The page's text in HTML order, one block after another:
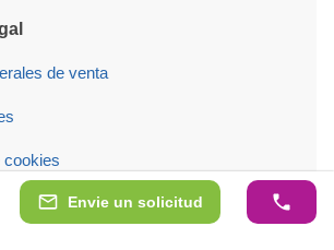
Envie un solicitud
de venta
cookies